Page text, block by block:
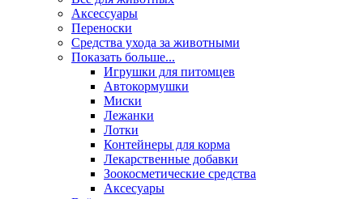
Аксесcуары
Переноски
Средства ухода за животными
Показать больше...
Игрушки для питомцев
Автокормушки
Миски
Лежанки
Лотки
Контейнеры для корма
Лекарственные добавки
Зоокосметические средства
Аксесуары